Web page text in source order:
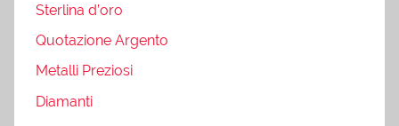
Sterlina d’oro
Quotazione Argento
Metalli Preziosi
Diamanti